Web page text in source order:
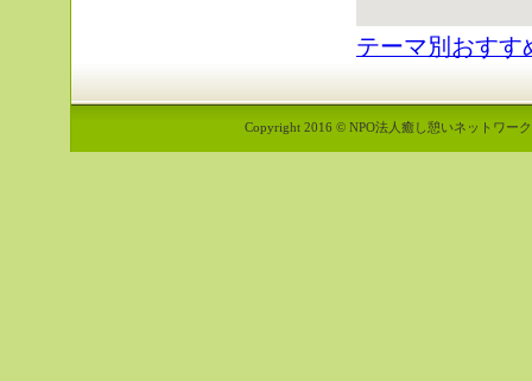
テーマ別おすす
Copyright 2016 © NPO法人癒し憩いネットワー